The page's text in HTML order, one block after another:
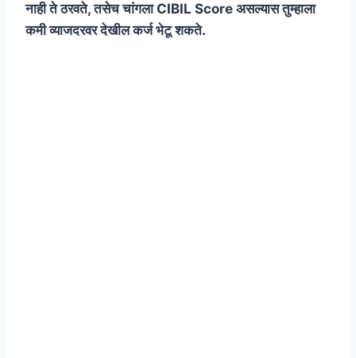
नाही ते ठरवते, तसेच चांगला CIBIL Score असल्यास तुम्हाला
कमी व्याजदरवर देखील कर्ज भेटू शकते.